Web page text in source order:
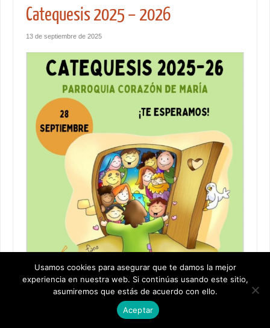
Catequesis 2025 – 2026
13 de septiembre de 2025
Usamos cookies para asegurar que te damos la mejor
experiencia en nuestra web. Si continúas usando este sitio,
asumiremos que estás de acuerdo con ello.
Aceptar